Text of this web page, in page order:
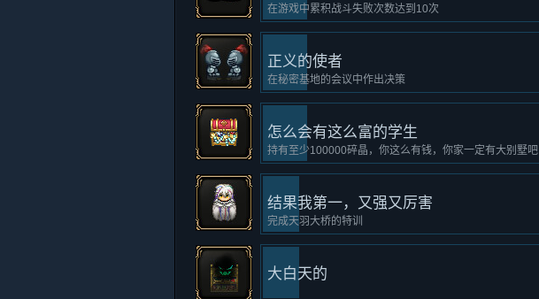
在游戏中累积战斗失败次数达到10次
正义的使者
在秘密基地的会议中作出决策
怎么会有这么富的学生
持有至少100000碎晶，你这么有钱，你家一定有大别墅吧
结果我第一，又强又厉害
完成天羽大桥的特训
大白天的